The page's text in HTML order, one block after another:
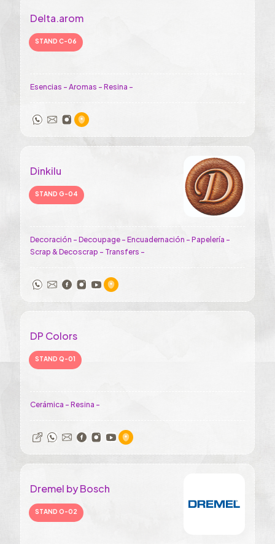
Delta.arom
STAND C-06
Esencias - Aromas - Resina -
Dinkilu
STAND G-04
Decoración - Decoupage - Encuadernación - Papelería -
Scrap & Decoscrap - Transfers -
DP Colors
STAND Q-01
Cerámica - Resina -
Dremel by Bosch
STAND O-02